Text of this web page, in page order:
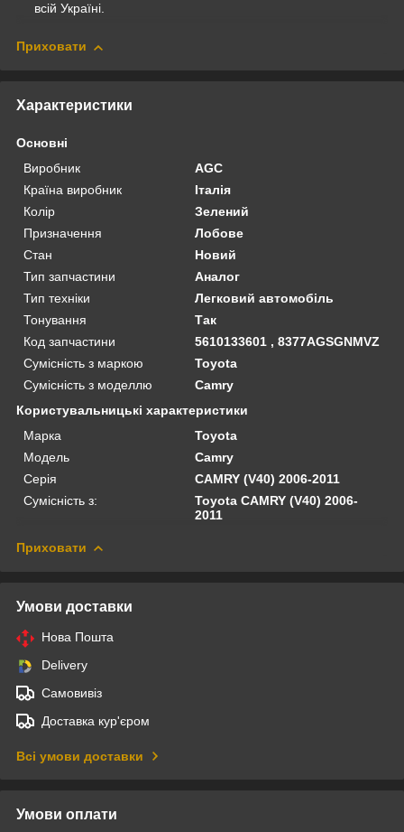
всій Україні.
Приховати
Характеристики
Основні
Виробник
AGC
Країна виробник
Італія
Колір
Зелений
Призначення
Лобове
Стан
Новий
Тип запчастини
Аналог
Тип техніки
Легковий автомобіль
Тонування
Так
Код запчастини
5610133601 , 8377AGSGNMVZ
Сумісність з маркою
Toyota
Сумісність з моделлю
Camry
Користувальницькі характеристики
Марка
Toyota
Модель
Camry
Серія
CAMRY (V40) 2006-2011
Сумісність з:
Toyota CAMRY (V40) 2006-
2011
Приховати
Умови доставки
Нова Пошта
Delivery
Самовивіз
Доставка кур'єром
Всі умови доставки
Умови оплати